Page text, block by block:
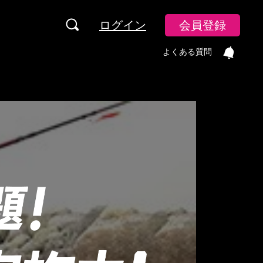
ログイン 会員登録
よくある質問